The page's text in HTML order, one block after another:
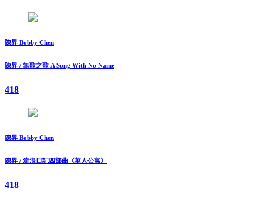
陳昇 Bobby Chen
陳昇 / 無歌之歌 A Song With No Name
418
陳昇 Bobby Chen
陳昇 / 流浪日記四部曲《華人公寓》
418